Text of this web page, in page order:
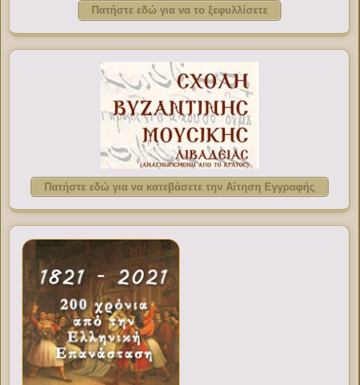
Πατήστε εδώ για να το ξεφυλλίσετε
Πατήστε εδώ για να κατεβάσετε την Αίτηση Εγγραφής